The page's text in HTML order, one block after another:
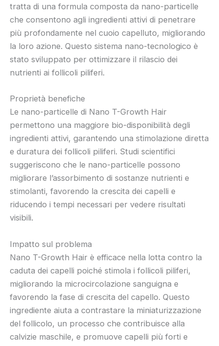
tratta di una formula composta da nano-particelle
che consentono agli ingredienti attivi di penetrare
più profondamente nel cuoio capelluto, migliorando
la loro azione. Questo sistema nano-tecnologico è
stato sviluppato per ottimizzare il rilascio dei
nutrienti ai follicoli piliferi.
Proprietà benefiche
Le nano-particelle di Nano T-Growth Hair
permettono una maggiore bio-disponibilità degli
ingredienti attivi, garantendo una stimolazione diretta
e duratura dei follicoli piliferi. Studi scientifici
suggeriscono che le nano-particelle possono
migliorare l’assorbimento di sostanze nutrienti e
stimolanti, favorendo la crescita dei capelli e
riducendo i tempi necessari per vedere risultati
visibili.
Impatto sul problema
Nano T-Growth Hair è efficace nella lotta contro la
caduta dei capelli poiché stimola i follicoli piliferi,
migliorando la microcircolazione sanguigna e
favorendo la fase di crescita del capello. Questo
ingrediente aiuta a contrastare la miniaturizzazione
del follicolo, un processo che contribuisce alla
calvizie maschile, e promuove capelli più forti e